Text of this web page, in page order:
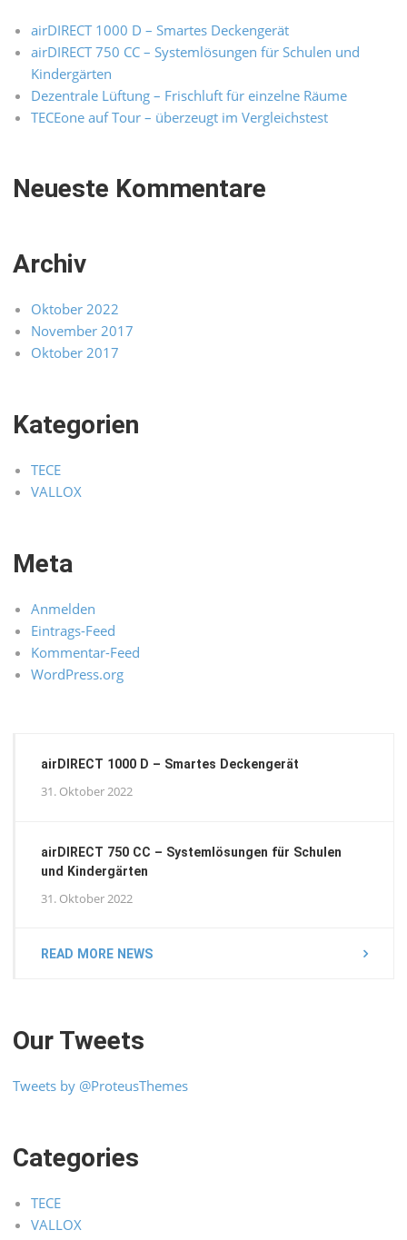
airDIRECT 1000 D – Smartes Deckengerät
airDIRECT 750 CC – Systemlösungen für Schulen und
Kindergärten
Dezentrale Lüftung – Frischluft für einzelne Räume
TECEone auf Tour – überzeugt im Vergleichstest
Neueste Kommentare
Archiv
Oktober 2022
November 2017
Oktober 2017
Kategorien
TECE
VALLOX
Meta
Anmelden
Eintrags-Feed
Kommentar-Feed
WordPress.org
airDIRECT 1000 D – Smartes Deckengerät
31. Oktober 2022
airDIRECT 750 CC – Systemlösungen für Schulen
und Kindergärten
31. Oktober 2022
READ MORE NEWS
Our Tweets
Tweets by @ProteusThemes
Categories
TECE
VALLOX